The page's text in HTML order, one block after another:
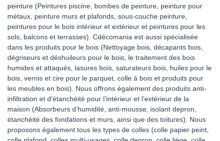
peinture (Peintures piscine, bombes de peinture, peinture pour
métaux, peinture murs et plafonds, sous-couche peinture,
peintures pour le bois intérieur et extérieur et peintures pour les
sols, balcons et terrasses). Cdécomania est aussi spécialisée
dans les produits pour le bois (Nettoyage bois, décapants bois,
dégriseurs et déshuileurs pour le bois, le traitement des bois
humides et attaqués, lasures bois, saturateurs bois, huiles pour le
bois, vernis et cire pour le parquet, colle à bois et produits pour
les meubles en bois). Nous offrons également des produits anti-
infiltration et d’étanchéité pour l’intérieur et l’extérieur de la
maison (Absorbeurs d’humidité, anti-mousse, isolant depron,
étanchéité des fondations et murs, ainsi que des toitures). Nous
proposons également tous les types de colles (colle papier peint,